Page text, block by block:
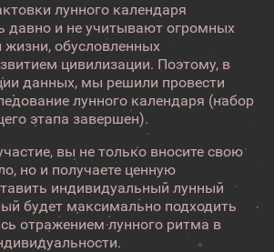
лунного календаря
давно и не учитывают огромных
обусловленных
цивилизации. Поэтому, в
данных, мы решили провести
лунного календаря (набор
этапа завершен).
вы не только вносите свою
но и получаете ценную
индивидуальный лунный
будет максимально подходить
отражением лунного ритма в